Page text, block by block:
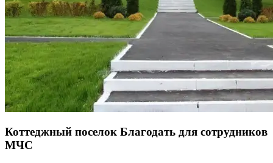
Коттеджный поселок Благодать для сотрудников
МЧС